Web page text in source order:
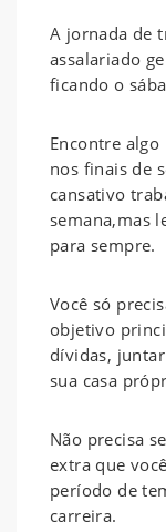
A jornada de
assalariado
ficando o
Encontre
nos finais de
cansativo
semana,mas
para sempre.
Você só
objetivo
dívidas,
sua casa
Não precisa
extra que
período de
carreira.